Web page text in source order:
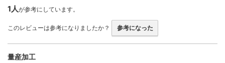
1人が参考にしています。
このレビューは参考になりましたか？ 参考になった
量産加工